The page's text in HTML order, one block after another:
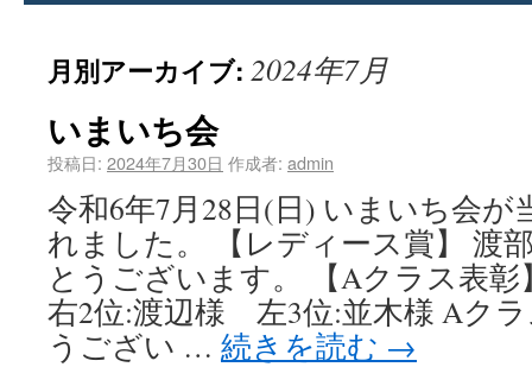
月別アーカイブ: 2024年7月
いまいち会
投稿日: 2024年7月30日 作成者: admin
令和6年7月28日(日) いまいち会が
れました。 【レディース賞】 渡
とうございます。 【Aクラス表
右2位:渡辺様 左3位:並木様 Aク
うござい … 続きを読む →